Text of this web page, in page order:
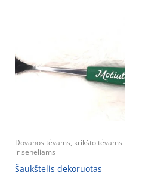
Dovanos tėvams, krikšto tėvams
ir seneliams
Šaukštelis dekoruotas